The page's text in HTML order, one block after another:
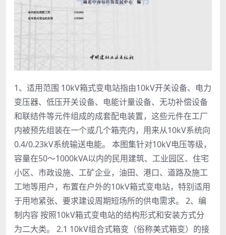
1、适用范围 10kV箱式变电站指由10kV开关设备、电力
变压器、低压开关设备、电能计量设备、无功补偿设备
和联结件等元件组成的成套配电装置，这些元件在工厂
内被预先组装在一个或几个箱壳内，用来从10kV系统向
0.4/0.23kV系统输送电能。 本图集针对10kV电压等级，
容量在50～1000kVA以内的民用建筑、工业园区、住宅
小区、市政设施、工矿企业，油田、港口、道路及施工
工地等用户，布置在户外的10kV箱式变电站，特别适用
于用地紧张、要求建设周期短场所的供电需求。 2、编
制内容 按照10kV箱式变电站的结构形式和安装方式分
为二大类。 2.1 10kV组合式箱变（俗称美式箱变）的接